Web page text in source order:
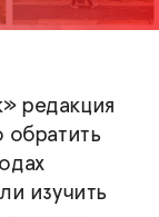
редакция
обратить
изучить